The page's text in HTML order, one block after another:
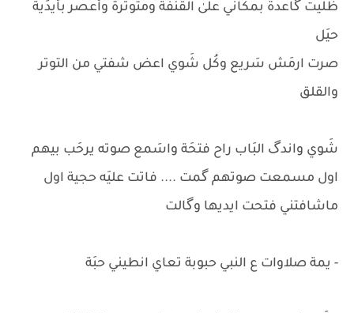
ظليت گاعدة بمكَاني علىٰ القنفة ومتوتَرة وأعصر بأيدَية
حيَل
صرت ارمَش سَريع وكُل شَوي اعض شفتي من التوتر
والقلق
شَوي واندگ البَاب راح فتحَة واسَمع صوته يرحَب بيهم
اول مسمعت صوتهم گمت .... فاتت عليَه حجية اول
ماشافتني فتحت ايديها وگالت
- يمة صلاوات ع النبي حبوبة تعاي انطيني حبَة